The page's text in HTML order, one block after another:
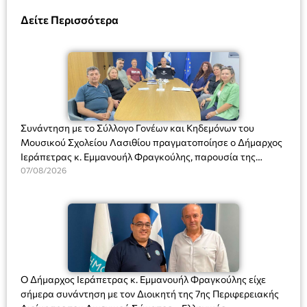
Δείτε Περισσότερα
Συνάντηση με το Σύλλογο Γονέων και Κηδεμόνων του
Μουσικού Σχολείου Λασιθίου πραγματοποίησε ο Δήμαρχος
Ιεράπετρας κ. Εμμανουήλ Φραγκούλης, παρουσία της
Διευθύντριας του σχολείου κας Μαριάννας Χαΐτα.
07/08/2026
Ο Δήμαρχος Ιεράπετρας κ. Εμμανουήλ Φραγκούλης είχε
σήμερα συνάντηση με τον Διοικητή της 7ης Περιφερειακής